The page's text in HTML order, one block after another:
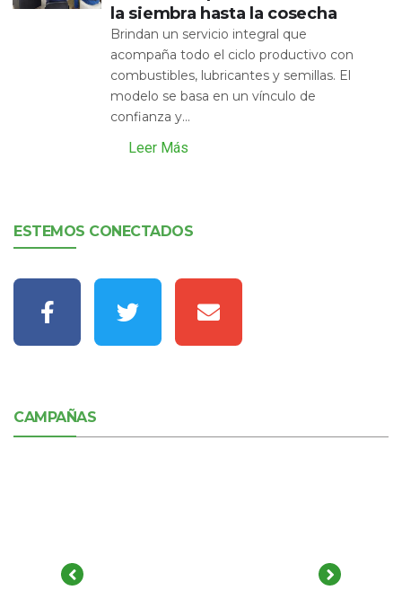
la siembra hasta la cosecha
Brindan un servicio integral que
acompaña todo el ciclo productivo con
combustibles, lubricantes y semillas. El
modelo se basa en un vínculo de
confianza y...
Leer Más
ESTEMOS CONECTADOS
CAMPAÑAS